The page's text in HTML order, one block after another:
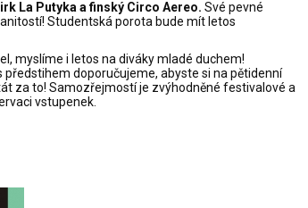
La Putyka a finský Circo Aereo. Své pevné
Studentská porota bude mít letos
myslíme i letos na diváky mladé duchem!
předstihem doporučujeme, abyste si na pětidenní
za to! Samozřejmostí je zvýhodněné festivalové a
vstupenek.